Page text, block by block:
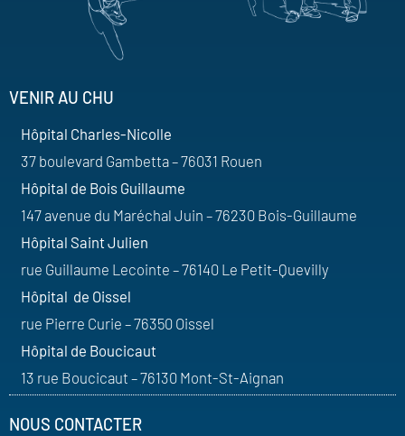
VENIR AU CHU
Hôpital Charles-Nicolle
37 boulevard Gambetta – 76031 Rouen
Hôpital de Bois Guillaume
147 avenue du Maréchal Juin – 76230 Bois-Guillaume
Hôpital Saint Julien
rue Guillaume Lecointe – 76140 Le Petit-Quevilly
Hôpital de Oissel
rue Pierre Curie – 76350 Oissel
Hôpital de Boucicaut
13 rue Boucicaut – 76130 Mont-St-Aignan
NOUS CONTACTER